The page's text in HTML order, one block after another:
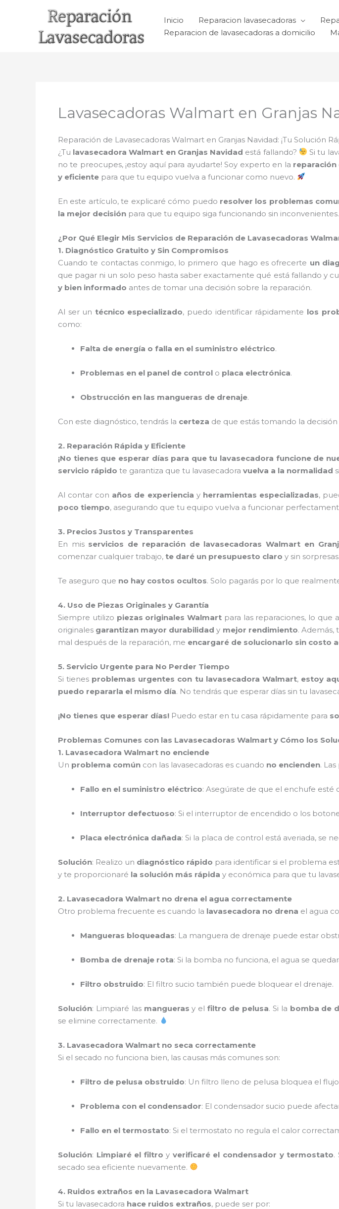
Inicio Reparacion lavasecadoras
Reparacion de lavasecadoras a domicilio
Lavasecadoras Walmart en Granjas
Reparación de Lavasecadoras Walmart en Granjas Navidad: ¡Tu Solución
¿Tu lavasecadora Walmart en Granjas Navidad está fallando? Si tu
no te preocupes, ¡estoy aquí para ayudarte! Soy experto en la reparación
y eficiente para que tu equipo vuelva a funcionar como nuevo.
En este artículo, te explicaré cómo puedo resolver los problemas
la mejor decisión para que tu equipo siga funcionando sin inconvenientes.
¿Por Qué Elegir Mis Servicios de Reparación de Lavasecadoras
1. Diagnóstico Gratuito y Sin Compromisos
Cuando te contactas conmigo, lo primero que hago es ofrecerte un
que pagar ni un solo peso hasta saber exactamente qué está fallando y
y bien informado antes de tomar una decisión sobre la reparación.
Al ser un técnico especializado, puedo identificar rápidamente los
como:
Falta de energía o falla en el suministro eléctrico.
Problemas en el panel de control o placa electrónica.
Obstrucción en las mangueras de drenaje.
Con este diagnóstico, tendrás la certeza de que estás tomando la
2. Reparación Rápida y Eficiente
¡No tienes que esperar días para que tu lavasecadora funcione de
servicio rápido te garantiza que tu lavasecadora vuelva a la normalidad
Al contar con años de experiencia y herramientas especializadas,
poco tiempo, asegurando que tu equipo vuelva a funcionar
3. Precios Justos y Transparentes
En mis servicios de reparación de lavasecadoras Walmart en
comenzar cualquier trabajo, te daré un presupuesto claro y sin
Te aseguro que no hay costos ocultos. Solo pagarás por lo que
4. Uso de Piezas Originales y Garantía
Siempre utilizo piezas originales Walmart para las reparaciones, lo que
originales garantizan mayor durabilidad y mejor rendimiento. Además,
mal después de la reparación, me encargaré de solucionarlo sin costo
5. Servicio Urgente para No Perder Tiempo
Si tienes problemas urgentes con tu lavasecadora Walmart, estoy
puedo repararla el mismo día. No tendrás que esperar días sin tu
¡No tienes que esperar días! Puedo estar en tu casa rápidamente para
Problemas Comunes con las Lavasecadoras Walmart y Cómo los
1. Lavasecadora Walmart no enciende
Un problema común con las lavasecadoras es cuando no encienden.
Fallo en el suministro eléctrico: Asegúrate de que el enchufe
Interruptor defectuoso: Si el interruptor de encendido o los
Placa electrónica dañada: Si la placa de control está averiada, se
Solución: Realizo un diagnóstico rápido para identificar si el problema
y te proporcionaré la solución más rápida y económica para que tu
2. Lavasecadora Walmart no drena el agua correctamente
Otro problema frecuente es cuando la lavasecadora no drena el agua
Mangueras bloqueadas: La manguera de drenaje puede estar
Bomba de drenaje rota: Si la bomba no funciona, el agua se
Filtro obstruido: El filtro sucio también puede bloquear el drenaje.
Solución: Limpiaré las mangueras y elfiltro de pelusa. Si la bomba de
se elimine correctamente.
3. Lavasecadora Walmart no seca correctamente
Si el secado no funciona bien, las causas más comunes son:
Filtro de pelusa obstruido: Un filtro lleno de pelusa bloquea el
Problema con el condensador: El condensador sucio puede
Fallo en el termostato: Si el termostato no regula el calor
Solución: Limpiaré el filtro y verificaré el condensador y termostato.
secado sea eficiente nuevamente.
4. Ruidos extraños en la Lavasecadora Walmart
Si tu lavasecadora hace ruidos extraños, puede ser por: